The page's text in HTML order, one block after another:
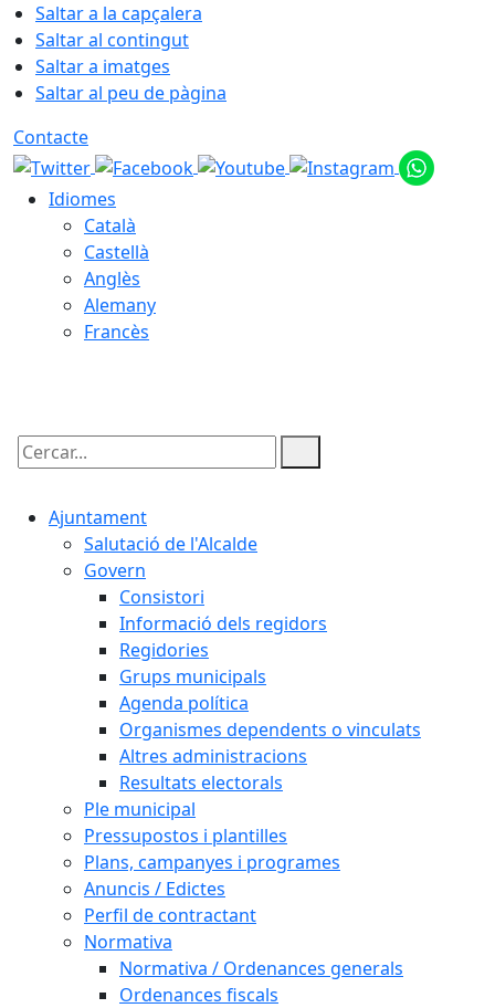
Saltar a la capçalera
Saltar al contingut
Saltar a imatges
Saltar al peu de pàgina
Contacte
Idiomes
Català
Castellà
Anglès
Alemany
Francès
Cercar:
Ajuntament
Salutació de l'Alcalde
Govern
Consistori
Informació dels regidors
Regidories
Grups municipals
Agenda política
Organismes dependents o vinculats
Altres administracions
Resultats electorals
Ple municipal
Pressupostos i plantilles
Plans, campanyes i programes
Anuncis / Edictes
Perfil de contractant
Normativa
Normativa / Ordenances generals
Ordenances fiscals